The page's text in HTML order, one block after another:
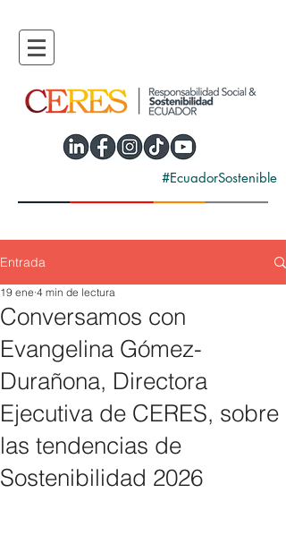
#EcuadorSostenible
Entrada
Conversamos con
Evangelina Gómez-
Durañona, Directora
Ejecutiva de CERES, sobre
las tendencias de
Sostenibilidad 2026
19 ene 4 min de lectura